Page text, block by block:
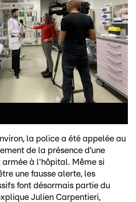
la police a été appelée au
de la présence d’une
armée à l'hôpital. Même si
une fausse alerte, les
font désormais partie du
Julien Carpentieri,